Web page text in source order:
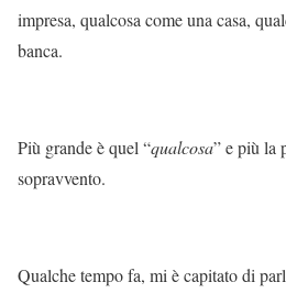
impresa, qualcosa come una casa,
banca.
Più grande è quel “qualcosa” e più la
sopravvento.
Qualche tempo fa, mi è capitato di